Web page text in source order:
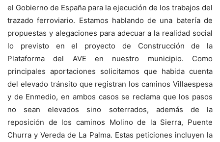
el Gobierno de España para la ejecución de los trabajos del
trazado ferroviario. Estamos hablando de una batería de
propuestas y alegaciones para adecuar a la realidad social
lo previsto en el proyecto de Construcción de la
Plataforma del AVE en nuestro municipio. Como
principales aportaciones solicitamos que habida cuenta
del elevado tránsito que registran los caminos Villaespesa
y de Enmedio, en ambos casos se reclama que los pasos
no sean elevados sino soterrados, además de la
reposición de los caminos Molino de la Sierra, Puente
Churra y Vereda de La Palma. Estas peticiones incluyen la